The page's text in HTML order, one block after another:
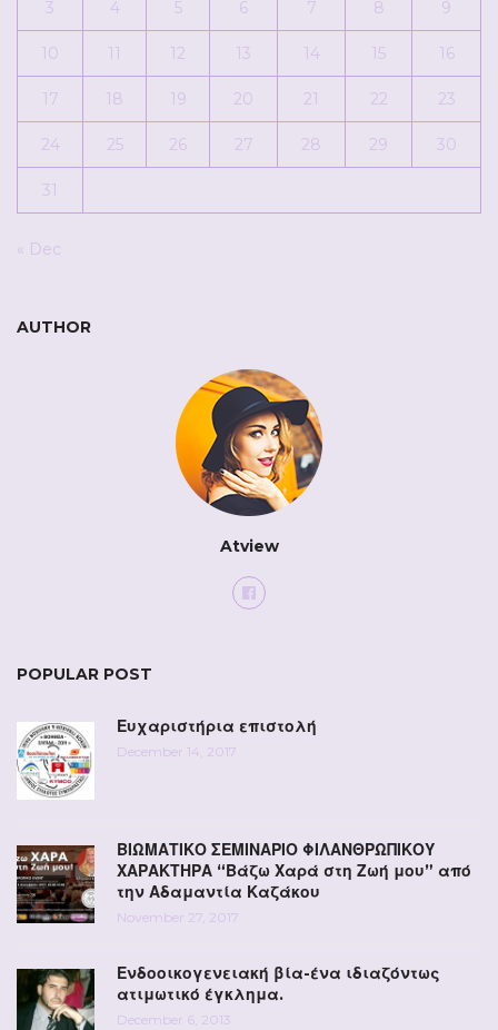
3 4 5 6 7 8 9
10 11 12 13 14 15 16
17 18 19 20 21 22 23
24 25 26 27 28 29 30
31
« Dec
AUTHOR
Atview
POPULAR POST
Ευχαριστήρια επιστολή
December 14, 2017
ΒΙΩΜΑΤΙΚΟ ΣΕΜΙΝΑΡΙΟ ΦΙΛΑΝΘΡΩΠΙΚΟΥ
ΧΑΡΑΚΤΗΡΑ “Βάζω Χαρά στη Ζωή μου” από
την Αδαμαντία Καζάκου
November 27, 2017
Ενδοοικογενειακή βία-ένα ιδιαζόντως
ατιμωτικό έγκλημα.
December 6, 2013